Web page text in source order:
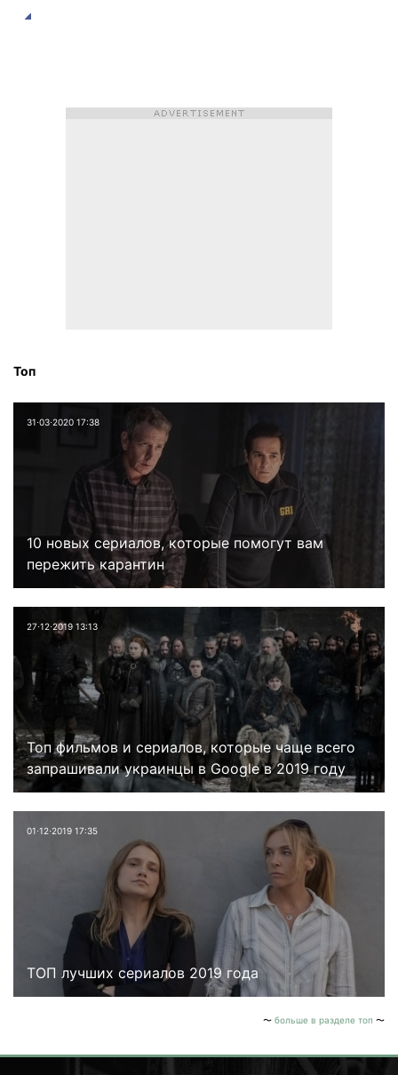
Топ
31⋅03⋅2020 17:38
10 новых сериалов, которые помогут вам
пережить карантин
27⋅12⋅2019 13:13
Топ фильмов и сериалов, которые чаще всего
запрашивали украинцы в Google в 2019 году
01⋅12⋅2019 17:35
ТОП лучших сериалов 2019 года
больше в разделе топ